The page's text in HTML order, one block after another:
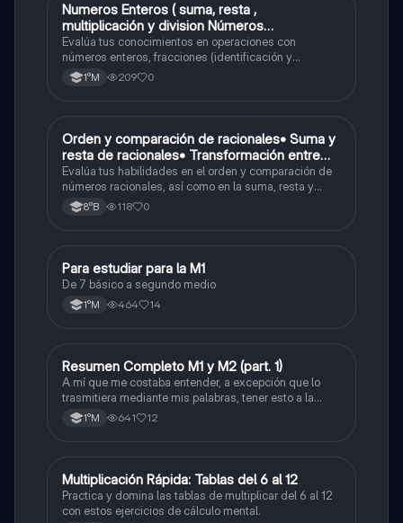
Matemáticas
Numeros Enteros ( suma, resta ,
multiplicación y division Números
Fraccionarios si es Propia o Impropia o mixto
( suma , resta , multiplicación y división)
Porcentaje ( fracción, porcentual y decimal).
Evalúa tus conocimientos en operaciones con
números enteros, fracciones (identificación y
operaciones) y conversiones de porcentajes (fracción,
decimal y viceversa).
1°M 209 0
OMatemáticas
Orden y comparación de racionales• Suma y
resta de racionales• Transformación entre
decimales y fracciones
Evalúa tus habilidades en el orden y comparación de
números racionales, así como en la suma, resta y
conversión entre decimales y fracciones.
8°B 118 0
Matemáticas
Para estudiar para la M1
De 7 básico a segundo medio
1°M 464 14
Matemáticas
Resumen Completo M1 y M2 (part. 1)
A mí que me costaba entender, a excepción que lo
trasmitiera mediante mis palabras, tener esto a la
mano me sirvió caleta, ojalá también les pueda servir
a otros
1°M 641 12
MMatemáticas
Multiplicación Rápida: Tablas del 6 al 12
Practica y domina las tablas de multiplicar del 6 al 12
con estos ejercicios de cálculo mental.